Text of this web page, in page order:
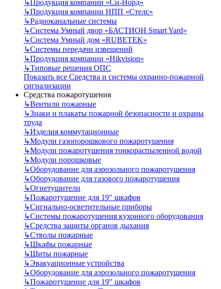
↳Продукция компании «Си-Норд»
↳Продукция компании НПП «Стелс»
↳Радиоканальные системы
↳Система Умный двор «БАСТИОН Smart Yard»
↳Система Умный дом «RUBETEK»
↳Системы передачи извещений
↳Продукция компании «Hikvision»
↳Типовые решения ОПС
Показать все Средства и системы охранно-пожарной
сигнализации
Средства пожаротушения
↳Вентили пожарные
↳Знаки и плакаты пожарной безопасности и охраны
труда
↳Изделия коммутационные
↳Модули газопорошкового пожаротушения
↳Модули пожаротушения тонкораспыленной водой
↳Модули порошковые
↳Оборудование для аэрозольного пожаротушения
↳Оборудование для газового пожаротушения
↳Огнетушители
↳Пожаротушение для 19" шкафов
↳Сигнально-осветительные приборы
↳Системы пожаротушения кухонного оборудования
↳Средства защиты органов дыхания
↳Стволы пожарные
↳Шкафы пожарные
↳Щиты пожарные
↳Эвакуационные устройства
↳Оборудование для аэрозольного пожаротушения
↳Пожаротушение для 19" шкафов